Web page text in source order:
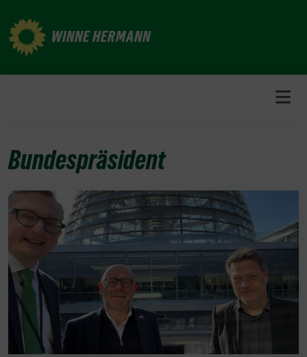
zum
Inhalt
WINNE HERMANN
Bundespräsident